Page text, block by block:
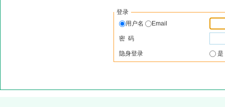
登录
用户名
Email
密 码
隐身登录